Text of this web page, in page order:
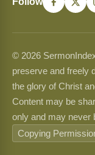
© 2026
preserve and freely
the glory of Christ
Content may be
only and may never
Copying